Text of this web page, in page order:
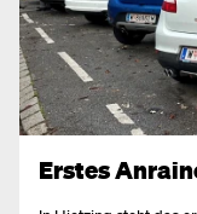
Erstes